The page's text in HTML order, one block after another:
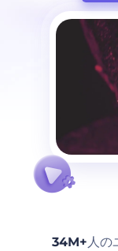
34M+人の